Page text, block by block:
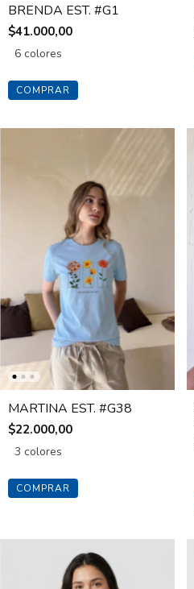
BRENDA EST. #G1
$41.000,00
6 colores
COMPRAR
MARTINA EST. #G38
$22.000,00
3 colores
COMPRAR